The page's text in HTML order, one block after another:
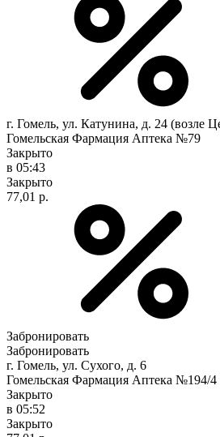
г. Гомель, ул. Катунина, д. 24 (возле
Гомельская Фармация Аптека №79
Закрыто
в 05:43
Закрыто
77,01 р.
Забронировать
Забронировать
г. Гомель, ул. Сухого, д. 6
Гомельская Фармация Аптека №194/4
Закрыто
в 05:52
Закрыто